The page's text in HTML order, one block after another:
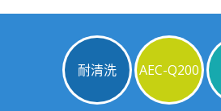
耐清洗 AEC-Q200